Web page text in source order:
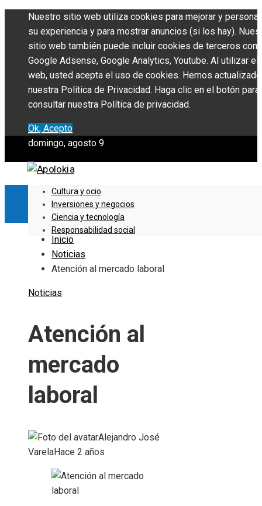
Nuestro sitio web utiliza cookies para mejorar y
su experiencia y para mostrar anuncios (si los hay).
sitio web también puede incluir cookies de terceros
Google Adsense, Google Analytics, Youtube. Al utilizar
web, usted acepta el uso de cookies. Hemos actualizado
nuestra Política de Privacidad. Haga clic en el botón para
consultar nuestra Política de privacidad.
Ok, Acepto
domingo, agosto 9
Cultura y ocio
Inversiones y negocios
Ciencia y tecnología
Responsabilidad social
Inicio
Noticias
Atención al mercado laboral
Noticias
Atención al
mercado
laboral
Alejandro José
VarelaHace 2 años